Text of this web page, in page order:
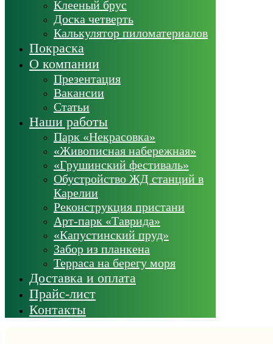
Клееный брус
Доска четверть
Калькулятор пиломатериалов
Покраска
О компании
Презентация
Вакансии
Статьи
Наши работы
Парк «Некрасовка»
«Живописная набережная»
«Грушинский фестиваль»
Обустройство ЖД станций в
Карелии
Реконструкция пристани
Арт-парк «Таврида»
«Капустинский пруд»
Забор из планкена
Терраса на берегу моря
Доставка и оплата
Прайс-лист
Контакты